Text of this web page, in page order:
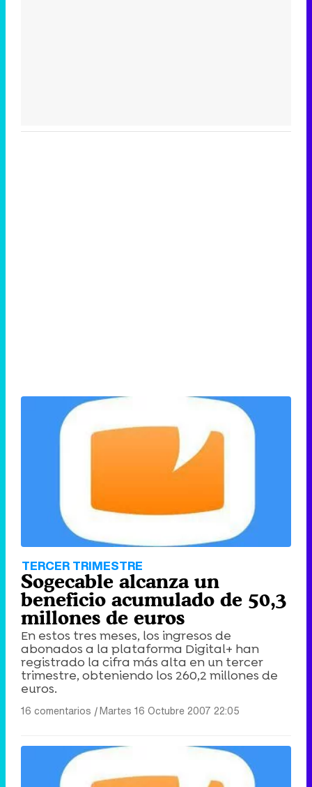
TERCER TRIMESTRE
Sogecable alcanza un
beneficio acumulado de 50,3
millones de euros
En estos tres meses, los ingresos de
abonados a la plataforma Digital+ han
registrado la cifra más alta en un tercer
trimestre, obteniendo los 260,2 millones de
euros.
16 comentarios |Martes 16 Octubre 2007 22:05